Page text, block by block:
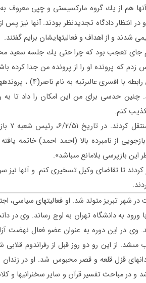
هم از يك گروه ماركسيستى و چپى معروف
و در انتظار دادگاه تجديدنظر بودند. آنها نيز پس
و از اهداف و فعاليتهايشان برايم گفتند.
جاى تعجب بود كه چرا حتى يك جلسه سعيد
كه پرونده او را از پرونده من جدا كرده
بعدها سعيد گفت كه پدرش با اعمال نفوذ و از طريق رابطه با افسرى
حدسى براى من اين امكان را داد تا به
كنم.
بعد از بازپرسيهاى
(۵) نوشت: «چون بازجويى از نامبرده بالا (احمد احمد) خاتمه
اين بازپرسى بلامانع مى‏باشد».
كردند تا تقاضاى وكيل تسخيرى كنم. و آنها نيز
خانواده‏اى تهى‏دست در شهر تبريز متولد شد. او فعاليتهاى سياسى،
به دانشگاه تهران به اوج رساند. وى در
وى در اين دوره به عنوان عضو فعال نهضت
از اين رو دو روز قبل از رفراندوم قلابى
قزل قلعه و قصر محبوس شد. او در
و در مباحث تفسير قرآن و ساير سخن‏رانيها و